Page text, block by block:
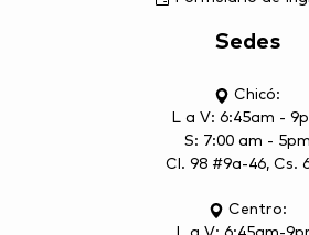
Sedes
Chicó:
L a V: 6:45am -
S: 7:00 am - 5pm
Cl. 98 #9a-46, Cs.
Centro: